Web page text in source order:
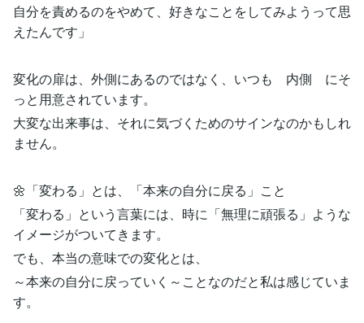
自分を責めるのをやめて、好きなことをしてみようって思
えたんです」
変化の扉は、外側にあるのではなく、いつも 内側 にそ
っと用意されています。
大変な出来事は、それに気づくためのサインなのかもしれ
ません。
🌼「変わる」とは、「本来の自分に戻る」こと
「変わる」という言葉には、時に「無理に頑張る」ような
イメージがついてきます。
でも、本当の意味での変化とは、
～本来の自分に戻っていく～ことなのだと私は感じていま
す。